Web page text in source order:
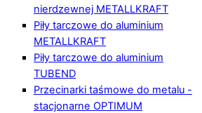
nierdzewnej METALLKRAFT
Piły tarczowe do aluminium
METALLKRAFT
Piły tarczowe do aluminium
TUBEND
Przecinarki taśmowe do metalu -
stacjonarne OPTIMUM